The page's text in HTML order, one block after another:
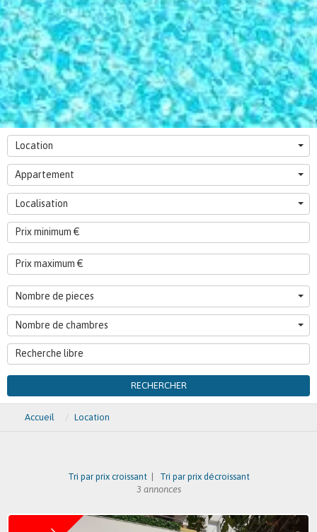
Location
Appartement
Localisation
Nombre de pieces
Nombre de chambres
RECHERCHER
Accueil Location
Tri par prix croissant |
Tri par prix décroissant
3 annonces